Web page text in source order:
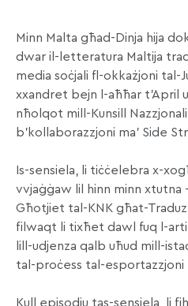
Minn Malta għad-Dinja hija
dwar il-letteratura Maltija
media soċjali fl-okkażjoni tal-
xxandret bejn l-aħħar t’April
nħolqot mill-Kunsill
b’kollaborazzjoni ma’ Side
Is-sensiela, li tiċċelebra x-
vvjaġġaw lil hinn minn xtutna
Għotjiet tal-KNK għat-
filwaqt li tixħet dawl fuq l-
lill-udjenza qalb uħud mill-
tal-proċess tal-esportazzjoni
Kull episodju tas-sensiela, li